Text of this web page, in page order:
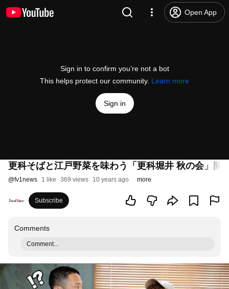
Open App
Sign in to confirm you’re not a bot
This helps protect our community. Learn more
Sign in
更科そばと江戸野菜を味わう「更科堀井 秋の会」開
@fv1news 1 like 369 views 10 years ago more
Subscribe
Comments
Comment...